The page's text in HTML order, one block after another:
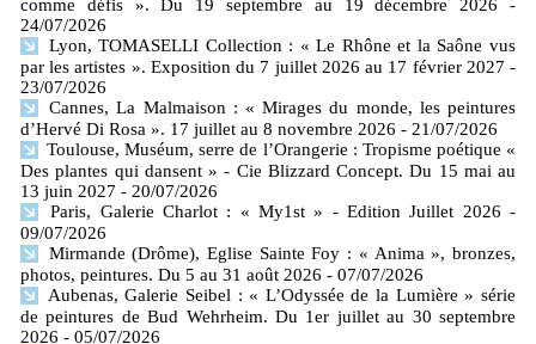
comme défis ». Du 19 septembre au 19 décembre 2026
-
24/07/2026
Lyon, TOMASELLI Collection : « Le Rhône et la Saône vus
par les artistes ». Exposition du 7 juillet 2026 au 17 février 2027 -
23/07/2026
Cannes, La Malmaison : « Mirages du monde, les peintures
d’Hervé Di Rosa ». 17 juillet au 8 novembre 2026 - 21/07/2026
Toulouse, Muséum, serre de l’Orangerie : Tropisme poétique «
Des plantes qui dansent » - Cie Blizzard Concept. Du 15 mai au
13 juin 2027 - 20/07/2026
Paris, Galerie Charlot : « My1st » - Edition Juillet 2026 -
09/07/2026
Mirmande (Drôme), Eglise Sainte Foy : « Anima », bronzes,
photos, peintures. Du 5 au 31 août 2026 - 07/07/2026
Aubenas, Galerie Seibel : « L’Odyssée de la Lumière » série
de peintures de Bud Wehrheim. Du 1er juillet au 30 septembre
2026 - 05/07/2026